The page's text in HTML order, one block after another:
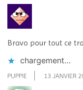
Bravo pour tout ce
chargement…
PUPPIE 13 JANVIER